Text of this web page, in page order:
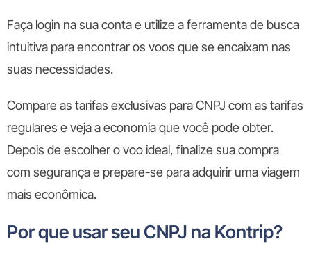
Faça login na sua conta e utilize a ferramenta de busca
intuitiva para encontrar os voos que se encaixam nas
suas necessidades.
Compare as tarifas exclusivas para CNPJ com as tarifas
regulares e veja a economia que você pode obter.
Depois de escolher o voo ideal, finalize sua compra
com segurança e prepare-se para adquirir uma viagem
mais econômica.
Por que usar seu CNPJ na Kontrip?